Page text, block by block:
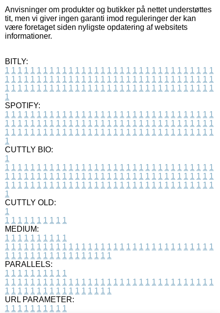
Anvisninger om produkter og butikker på nettet understøttes
tit, men vi giver ingen garanti imod reguleringer der kan
være foretaget siden nyligste opdatering af websitets
informationer.
BITLY:
1 1 1 1 1 1 1 1 1 1 1 1 1 1 1 1 1 1 1 1 1 1 1 1 1 1 1 1 1 1 1 1 1
1 1 1 1 1 1 1 1 1 1 1 1 1 1 1 1 1 1 1 1 1 1 1 1 1 1 1 1 1 1 1 1 1
1 1 1 1 1 1 1 1 1 1 1 1 1 1 1 1 1 1 1 1 1 1 1 1 1 1 1 1 1 1 1 1 1
1
SPOTIFY:
1 1 1 1 1 1 1 1 1 1 1 1 1 1 1 1 1 1 1 1 1 1 1 1 1 1 1 1 1 1 1 1 1
1 1 1 1 1 1 1 1 1 1 1 1 1 1 1 1 1 1 1 1 1 1 1 1 1 1 1 1 1 1 1 1 1
1 1 1 1 1 1 1 1 1 1 1 1 1 1 1 1 1 1 1 1 1 1 1 1 1 1 1 1 1 1 1 1 1
1
CUTTLY BIO:
1
1 1 1 1 1 1 1 1 1 1 1 1 1 1 1 1 1 1 1 1 1 1 1 1 1 1 1 1 1 1 1 1 1
1 1 1 1 1 1 1 1 1 1 1 1 1 1 1 1 1 1 1 1 1 1 1 1 1 1 1 1 1 1 1 1 1
1 1 1 1 1 1 1 1 1 1 1 1 1 1 1 1 1 1 1 1 1 1 1 1 1 1 1 1 1 1 1 1 1
1
CUTTLY OLD:
1
1 1 1 1 1 1 1 1 1 1
MEDIUM:
1 1 1 1 1 1 1 1 1 1
1 1 1 1 1 1 1 1 1 1 1 1 1 1 1 1 1 1 1 1 1 1 1 1 1 1 1 1 1 1 1 1 1
1 1 1 1 1 1 1 1 1 1 1 1 1 1 1 1 1
PARALLELS:
1 1 1 1 1 1 1 1 1 1
1 1 1 1 1 1 1 1 1 1 1 1 1 1 1 1 1 1 1 1 1 1 1 1 1 1 1 1 1 1 1 1 1
1 1 1 1 1 1 1 1 1 1 1 1 1 1 1 1 1
URL PARAMETER:
1 1 1 1 1 1 1 1 1 1